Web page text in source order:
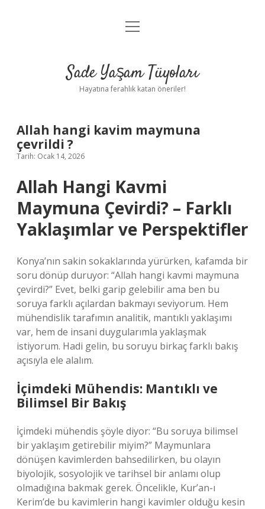
Anasayfa
Yasal Uyarı
menüyü
Sade Yaşam Tüyoları
Hayatına ferahlık katan öneriler!
Allah hangi kavim maymuna
çevrildi ?
Tarih: Ocak 14, 2026
Allah Hangi Kavmi
Maymuna Çevirdi? – Farklı
Yaklaşımlar ve Perspektifler
Konya’nın sakin sokaklarında yürürken, kafamda bir
soru dönüp duruyor: “Allah hangi kavmi maymuna
çevirdi?” Evet, belki garip gelebilir ama ben bu
soruya farklı açılardan bakmayı seviyorum. Hem
mühendislik tarafımın analitik, mantıklı yaklaşımı
var, hem de insani duygularımla yaklaşmak
istiyorum. Hadi gelin, bu soruyu birkaç farklı bakış
açısıyla ele alalım.
İçimdeki Mühendis: Mantıklı ve
Bilimsel Bir Bakış
İçimdeki mühendis şöyle diyor: “Bu soruya bilimsel
bir yaklaşım getirebilir miyim?” Maymunlara
dönüşen kavimlerden bahsedilirken, bu olayın
biyolojik, sosyolojik ve tarihsel bir anlamı olup
olmadığına bakmak gerek. Öncelikle, Kur’an-ı
Kerim’de bu kavimlerin hangi kavimler olduğu kesin